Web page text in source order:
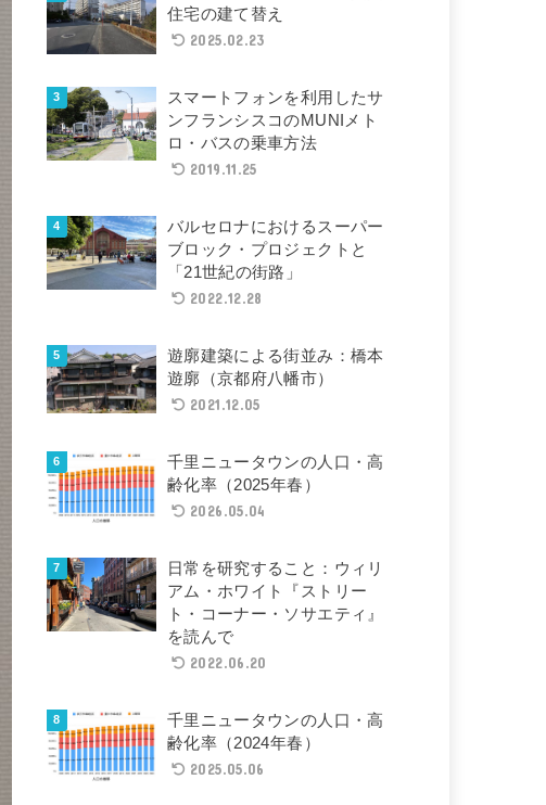
住宅の建て替え
2025.02.23
スマートフォンを利用したサ
ンフランシスコのMUNIメト
ロ・バスの乗車方法
2019.11.25
バルセロナにおけるスーパー
ブロック・プロジェクトと
「21世紀の街路」
2022.12.28
遊廓建築による街並み：橋本
遊廓（京都府八幡市）
2021.12.05
千里ニュータウンの人口・高
齢化率（2025年春）
2026.05.04
日常を研究すること：ウィリ
アム・ホワイト『ストリー
ト・コーナー・ソサエティ』
を読んで
2022.06.20
千里ニュータウンの人口・高
齢化率（2024年春）
2025.05.06